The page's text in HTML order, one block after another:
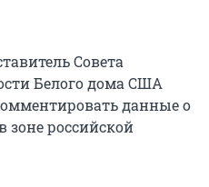
Совета
Белого дома США
данные о
зоне российской